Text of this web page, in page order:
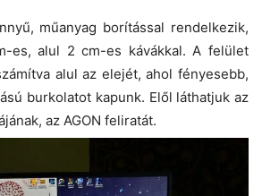
műanyag borítással rendelkezik,
es, alul 2 cm-es kávákkal. A felület
alul az elejét, ahol fényesebb,
burkolatot kapunk. Elől láthatjuk az
az AGON feliratát.